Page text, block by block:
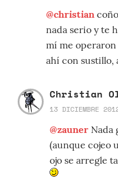
@christian
nada serio y te
mí me operaron
ahí con sustillo,
Christian
13 DICIEMBRE
@zauner Nada
(aunque cojeo
ojo se arregle